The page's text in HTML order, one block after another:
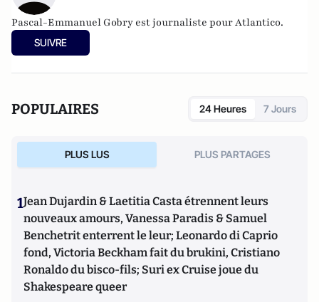
Pascal-Emmanuel Gobry est journaliste pour Atlantico.
SUIVRE
POPULAIRES 24 Heures 7 Jours
PLUS LUS PLUS PARTAGES
1Jean Dujardin & Laetitia Casta étrennent leurs
nouveaux amours, Vanessa Paradis & Samuel
Benchetrit enterrent le leur; Leonardo di Caprio
fond, Victoria Beckham fait du brukini, Cristiano
Ronaldo du bisco-fils; Suri ex Cruise joue du
Shakespeare queer